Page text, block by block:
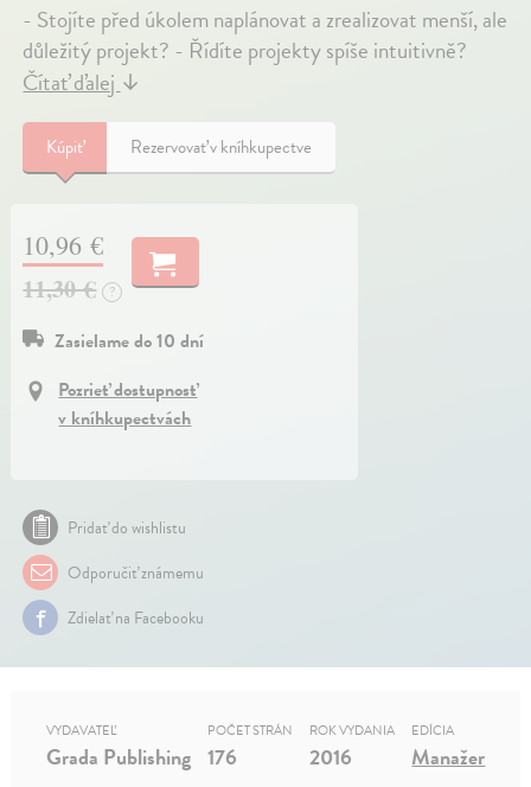
- Stojíte před úkolem naplánovat a zrealizovat menší, ale
důležitý projekt? - Řídíte projekty spíše intuitivně?
Čítať ďalej ↓
Kúpiť Rezervovať v kníhkupectve
10,96 €
11,30 €
?
Zasielame do 10 dní
Pozrieť dostupnosť
v kníhkupectvách
Pridať do wishlistu
Odporučiť známemu
Zdielať na Facebooku
VYDAVATEĽ
Grada Publishing
POČET STRÁN
176
ROK VYDANIA
2016
EDÍCIA
Manažer